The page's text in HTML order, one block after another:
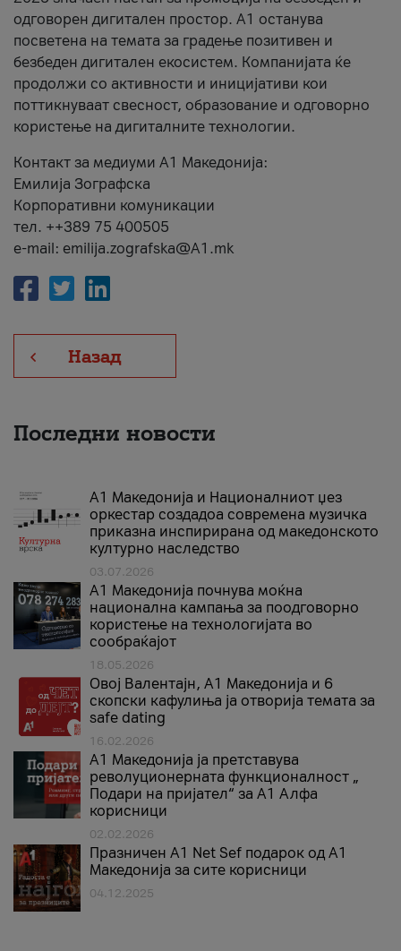
одговорен дигитален простор. А1 останува
посветена на темата за градење позитивен и
безбеден дигитален екосистем. Компанијата ќе
продолжи со активности и иницијативи кои
поттикнуваат свесност, образование и одговорно
користење на дигиталните технологии.
Контакт за медиуми А1 Македонија:
Емилија Зографска
Корпоративни комуникации
тел. ++389 75 400505
e-mail: emilija.zografska@A1.mk
Назад
Последни новости
А1 Македонија и Националниот џез
оркестар создадоа современа музичка
приказна инспирирана од македонското
културно наследство
03.07.2026
A1 Македонија почнува моќна
национална кампања за поодговорно
користење на технологијата во
сообраќајот
18.05.2026
Овој Валентајн, A1 Македонија и 6
скопски кафулиња ја отворија темата за
safe dating
16.02.2026
А1 Македонија ја претставува
револуционерната функционалност „
Подари на пријател“ за А1 Алфа
корисници
02.02.2026
Празничен A1 Net Sеf подарок од А1
Македонија за сите корисници
04.12.2025